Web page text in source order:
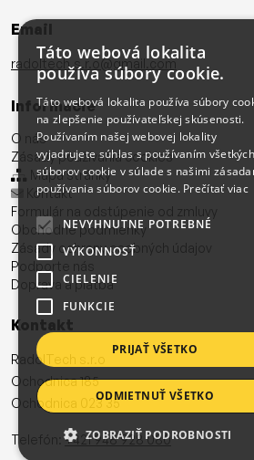
Email
radoltech.s.r.o@gmail.com
Informácie
O nás
Zásady používania cookies
Mapa stránky
Kontakt
Formulár na odstúpenie od zmluvy
Obchodné podmienky
Zásady ochrany osobných údajov
Podporte nás
Doprava a platba
Kontakt
RadolTech s.r.o
Ochodnica 185
Ochodnica 023 35
Telefón:+421 948 928 080
Táto webová lokalita
používa súbory cookie.
Táto webová lokalita používa súbory
na zlepšenie používateľskej skúsenosti.
Používaním našej webovej lokality
vyjadrujete súhlas s používaním všetkých
súborov cookie v súlade s našimi
používania súborov cookie. Prečítať viac
NEVYHNUTNE POTREBNÉ
VÝKONNOSŤ
CIELENIE
FUNKCIE
PRIJAŤ VŠETKO
ODMIETNUŤ VŠETKO
ZOBRAZIŤ PODROBNOSTI